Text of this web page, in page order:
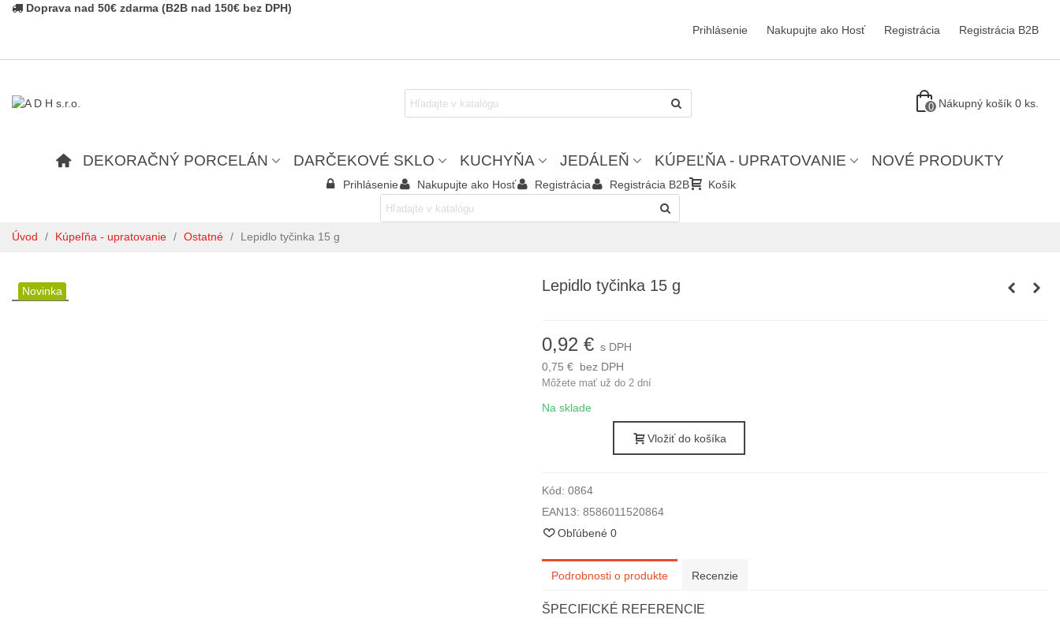
Doprava nad 50€ zdarma (B2B nad 150€ bez DPH)
Prihlásenie
Nakupujte ako Hosť Registrácia Registrácia B2B
0 Nákupný košík 0 ks.
DEKORAČNÝ PORCELÁN DARČEKOVÉ SKLO KUCHYŇA JEDÁLEŇ KÚPEĽŇA - UPRATOVANIE NOVÉ PRODUKTY
Prihlásenie Nakupujte ako Hosť Registrácia Registrácia B2B Košík
Úvod / Kúpeľňa - upratovanie / Ostatné / Lepidlo tyčinka 15 g
Novinka Lepidlo tyčinka 15 g
0,92 € s DPH
0,75 € bez DPH
Môžete mať už do 2 dní
Na sklade
Vložiť do košíka
Kód: 0864
EAN13: 8586011520864
Obľúbené 0
Podrobnosti o produkte Recenzie
ŠPECIFICKÉ REFERENCIE